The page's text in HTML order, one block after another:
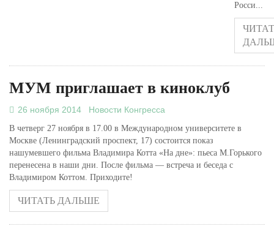
Росси...
МУМ приглашает в киноклуб
26 ноября 2014 Новости Конгресса
В четверг 27 ноября в 17.00 в Международном университете в
Москве (Ленинградский проспект, 17) состоится показ
нашумевшего фильма Владимира Котта «На дне»: пьеса М.Горького
перенесена в наши дни. После фильма — встреча и беседа с
Владимиром Коттом. Приходите!
ЧИТАТЬ ДАЛЬШЕ